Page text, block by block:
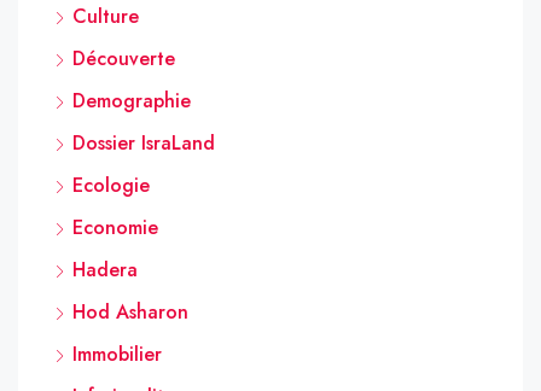
Culture
Découverte
Demographie
Dossier IsraLand
Ecologie
Economie
Hadera
Hod Asharon
Immobilier